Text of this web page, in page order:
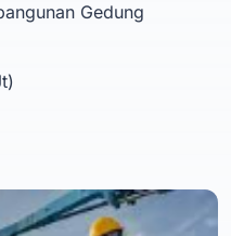
Gedung